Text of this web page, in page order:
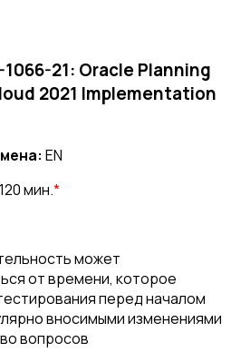
21: Oracle Planning
2021 Implementation
EN
120 мин.*
может
от времени, которое
перед началом
вносимыми изменениями
вопросов